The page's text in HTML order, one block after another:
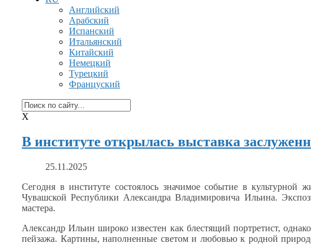
Английский
Арабский
Испанский
Итальянский
Китайский
Немецкий
Турецкий
Француский
X
В институте открылась выставка
25.11.2025
Сегодня в институте состоялось значимое событие в культурной
Чувашской Республики Александра Владимировича Ильина.
мастера.
Александр Ильин широко известен как блестящий портретист,
пейзажа. Картины, наполненные светоми любовью к родной